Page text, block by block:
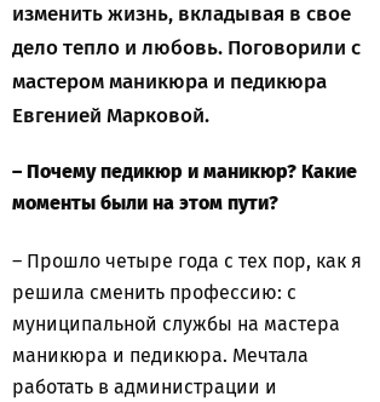
изменить жизнь, вкладывая в свое
дело тепло и любовь. Поговорили с
мастером маникюра и педикюра
Евгенией Марковой.
– Почему педикюр и маникюр? Какие
моменты были на этом пути?
– Прошло четыре года с тех пор, как я
решила сменить профессию: с
муниципальной службы на мастера
маникюра и педикюра. Мечтала
работать в администрации и